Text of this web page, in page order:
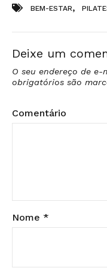
Tags:BEM-ESTAR,
Deixe um
O seu endereço de
obrigatórios são
Comentário
Nome *